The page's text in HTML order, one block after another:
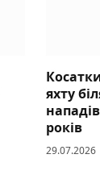
яхту
років
29.07.2026